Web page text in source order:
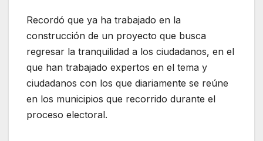
Recordó que ya ha trabajado en la
construcción de un proyecto que busca
regresar la tranquilidad a los ciudadanos, en el
que han trabajado expertos en el tema y
ciudadanos con los que diariamente se reúne
en los municipios que recorrido durante el
proceso electoral.